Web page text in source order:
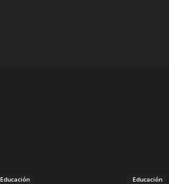
Educación Educación